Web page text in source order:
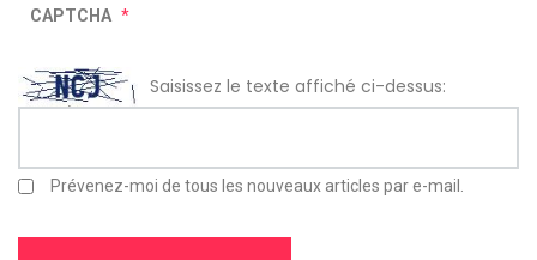
CAPTCHA *
Saisissez le texte affiché ci-dessus:
Prévenez-moi de tous les nouveaux articles par e-mail.